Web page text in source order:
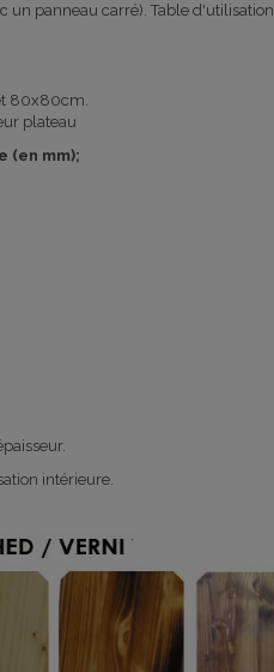
un panneau carré). Table
80x80cm.
plateau
(en mm);
intérieure.